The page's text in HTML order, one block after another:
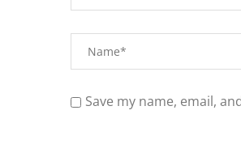
Save my name, email,